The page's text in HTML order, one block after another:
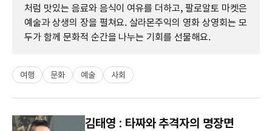
처럼 맛있는 음료와 음식이 여유를 더하고, 팔로알토 마켓은
예술과 상생의 장을 펼쳐요. 살라몬주익의 영화 상영회는 모
두가 함께 문화적 순간을 나누는 기회를 선물해요.
여행 문화 예술 사회
김태영 : 타짜와 추격자의 명장면